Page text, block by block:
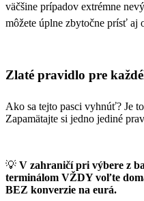
väčšine prípadov extrémne
môžete úplne zbytočne prísť aj
Zlaté pravidlo pre
Ako sa tejto pasci vyhnúť? Je
Zapamätajte si jedno jediné
💡 V zahraničí pri výbere z
terminálom VŽDY voľte
BEZ konverzie na eurá.